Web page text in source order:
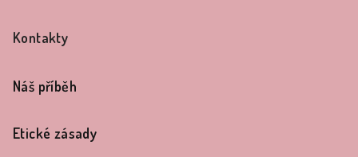
Kontakty
Náš příběh
Etické zásady